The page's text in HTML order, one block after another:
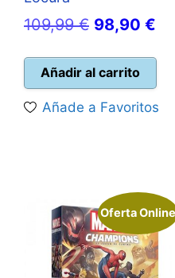
109,99€ El
original
98,90 €
Añadir al carrito
Añade a Favoritos
Oferta Online